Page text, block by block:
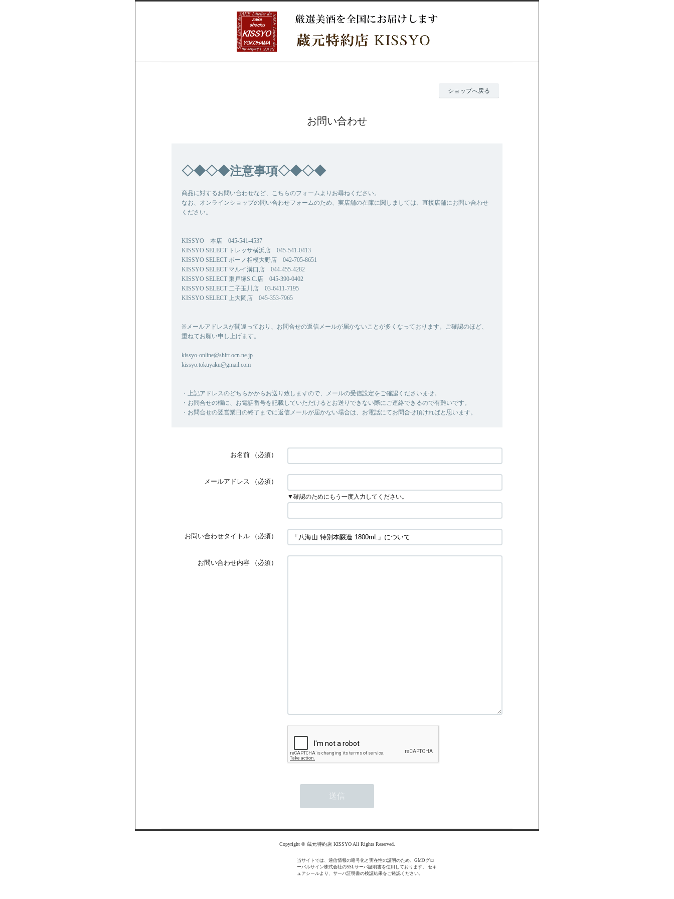
ショップへ戻る
お問い合わせ
◇◆◇◆注意事項◇◆◇◆
商品に対するお問い合わせなど、こちらのフォームよりお尋ねください。
なお、オンラインショップの問い合わせフォームのため、実店舗の在庫に関しましては、直接店舗にお問い合わせ
ください。
KISSYO 本店 045-541-4537
KISSYO SELECT トレッサ横浜店 045-541-0413
KISSYO SELECT ボーノ相模大野店 042-705-8651
KISSYO SELECT マルイ溝口店 044-455-4282
KISSYO SELECT 東戸塚S.C.店 045-390-0402
KISSYO SELECT 二子玉川店 03-6411-7195
KISSYO SELECT 上大岡店 045-353-7965
※メールアドレスが間違っており、お問合せの返信メールが届かないことが多くなっております。ご確認のほど、
重ねてお願い申し上げます。
kissyo-online@shirt.ocn.ne.jp
kissyo.tokuyaku@gmail.com
・上記アドレスのどちらかからお送り致しますので、メールの受信設定をご確認くださいませ。
・お問合せの欄に、お電話番号を記載していただけるとお送りできない際にご連絡できるので有難いです。
・お問合せの翌営業日の終了までに返信メールが届かない場合は、お電話にてお問合せ頂ければと思います。
お名前 （必須）
メールアドレス （必須）
▼確認のためにもう一度入力してください。
お問い合わせタイトル （必須）
お問い合わせ内容 （必須）
Copyright © 蔵元特約店 KISSYO All Rights Reserved.
当サイトでは、通信情報の暗号化と実在性の証明のため、GMOグロ
ーバルサイン株式会社のSSLサーバ証明書を使用しております。 セキ
ュアシールより、サーバ証明書の検証結果をご確認ください。